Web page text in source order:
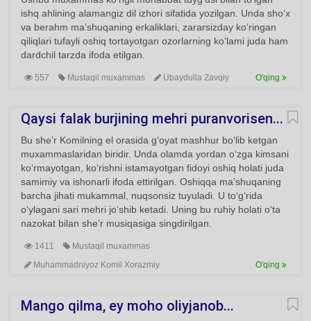
ishq ahlining alamangiz dil izhori sifatida yozilgan. Unda sho‘x
va berahm ma’shuqaning erkaliklari, zararsizday ko‘ringan
qiliqlari tufayli oshiq tortayotgan ozorlarning ko‘lami juda ham
dardchil tarzda ifoda etilgan.
557 Mustaqil muxammas Ubaydulla Zavqiy O'qing
Qaysi falak burjining mehri puranvorisen...
Bu she’r Komilning el orasida g‘oyat mashhur bo‘lib ketgan
muxammaslaridan biridir. Unda olamda yordan o‘zga kimsani
ko‘rmayotgan, ko‘rishni istamayotgan fidoyi oshiq holati juda
samimiy va ishonarli ifoda ettirilgan. Oshiqqa ma’shuqaning
barcha jihati mukammal, nuqsonsiz tuyuladi. U to‘g‘rida
o‘ylagani sari mehri jo‘shib ketadi. Uning bu ruhiy holati o‘ta
nazokat bilan she’r musiqasiga singdirilgan.
1411
Mustaqil muxammas
Muhammadniyoz Komil Xorazmiy
O'qing
Mango qilma, ey moho oliyjanob...